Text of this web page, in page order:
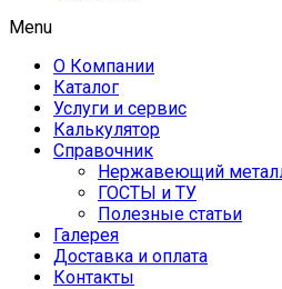
Menu
О Компании
Каталог
Услуги и сервис
Калькулятор
Справочник
Нержавеющий
ГОСТЫ и ТУ
Полезные статьи
Галерея
Доставка и оплата
Контакты